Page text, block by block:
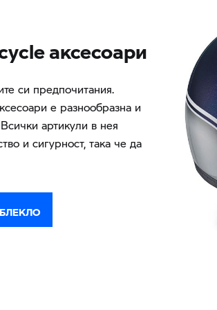
аксесоари
си предпочитания.
е разнообразна и
артикули в нея
и сигурност, така че да